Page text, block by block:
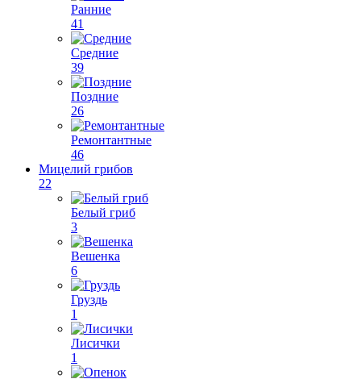
Ранние
41
Средние
39
Поздние
26
Ремонтантные
46
Мицелий грибов
22
Белый гриб
3
Вешенка
6
Груздь
1
Лисички
1